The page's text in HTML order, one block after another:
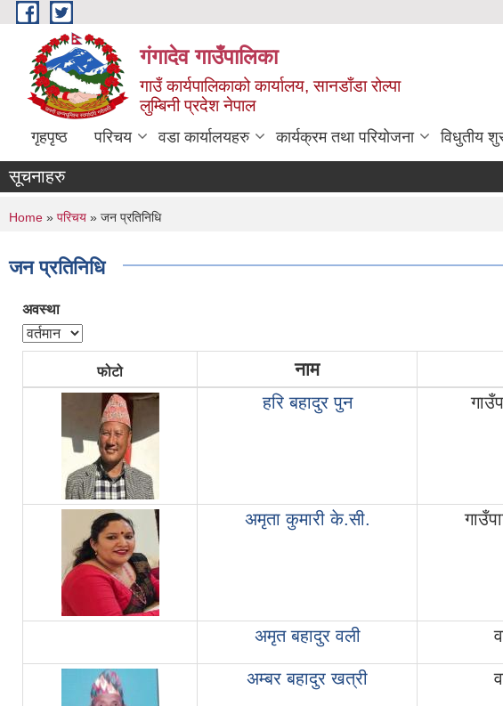
Skip to main content
गंगादेव गाउँपालिका
गाउँ कार्यपालिकाको कार्यालय, सानडाँडा रोल्पा
लुम्बिनी प्रदेश नेपाल
गृहपृष्ठ परिचय वडा कार्यालयहरु कार्यक्रम तथा परियोजना विधुतीय
सूचनाहरु
You are here
Home » परिचय » जन प्रतिनिधि
जन प्रतिनिधि
अवस्था
फोटो नाम
हरि बहादुर पुन
अमृता कुमारी के.सी.
अमृत बहादुर वली
अम्बर बहादुर खत्री